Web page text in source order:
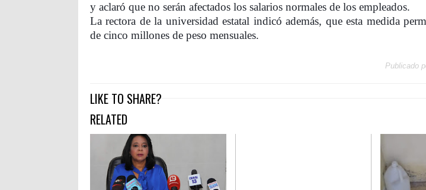
y aclaró que no serán afectados los salarios normales de los empleados.
La rectora de la universidad estatal indicó además, que esta medida
de cinco millones de peso mensuales.
Publicado
LIKE TO SHARE?
RELATED